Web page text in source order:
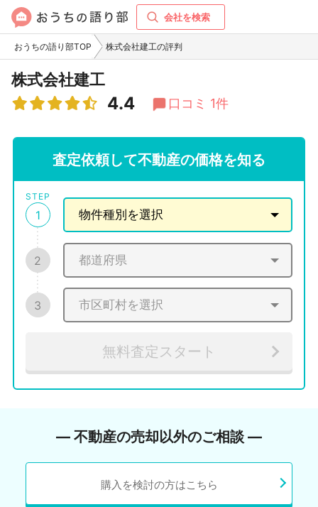
会社を検索
おうちの語り部TOP 株式会社建工の評判
株式会社建工
4.4 口コミ 1件
査定依頼して不動産の価格を知る
STEP
1
2
3
無料査定スタート
― 不動産の売却以外のご相談 ―
購入を検討の方はこちら